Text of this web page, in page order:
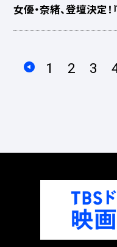
女優・奈緒、登壇決定
1 2 3